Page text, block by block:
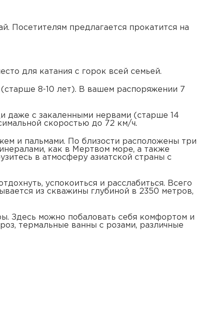
Посетителям предлагается прокатится на
для катания с горок всей семьей.
8-10 лет). В вашем распоряжении 7
даже с закаленными нервами (старше 14
скоростью до 72 км/ч.
и пальмами. По близости расположены три
как в Мертвом море, а также
в атмосферу азиатской страны с
успокоиться и расслабиться. Всего
из скважины глубиной в 2350 метров,
Здесь можно побаловать себя комфортом и
термальные ванны с розами, различные